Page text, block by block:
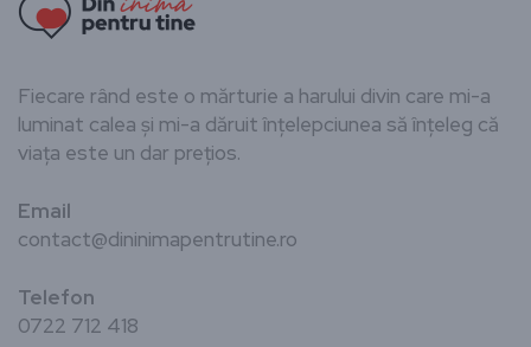
Fiecare rând este o mărturie a harului divin care mi-a
luminat calea și mi-a dăruit înțelepciunea să înțeleg că
viața este un dar prețios.
Email
contact@dininimapentrutine.ro
Telefon
0722 712 418